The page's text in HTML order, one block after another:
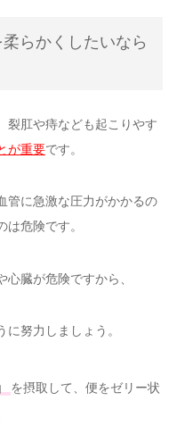
らかくしたいなら
裂肛や痔なども起こりやす
が重要です。
管に急激な圧力がかかるの
危険です。
臓が危険ですから、
努力しましょう。
を摂取して、便をゼリー状